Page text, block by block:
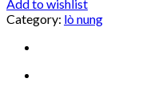
Add to wishlist
Category: lò nung